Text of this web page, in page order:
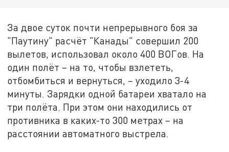
За двое суток почти непрерывного боя за
"Паутину" расчёт "Канады" совершил 200
вылетов, использовал около 400 ВОГов. На
один полёт – на то, чтобы взлететь,
отбомбиться и вернуться, – уходило 3-4
минуты. Зарядки одной батареи хватало на
три полёта. При этом они находились от
противника в каких-то 300 метрах – на
расстоянии автоматного выстрела.